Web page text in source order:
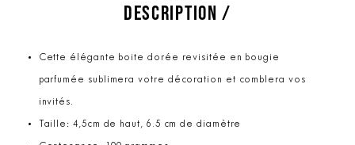
DESCRIPTION /
Cette élégante boite dorée revisitée en bougie
parfumée sublimera votre décoration et comblera vos
invités.
Taille: 4,5cm de haut, 6.5 cm de diamètre